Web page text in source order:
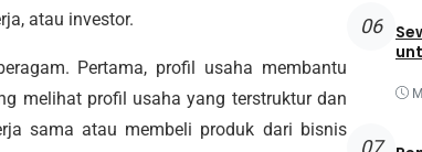
atau investor.
Pertama, profil usaha membantu
melihat profil usaha yang terstruktur dan
sama atau membeli produk dari bisnis
06
07